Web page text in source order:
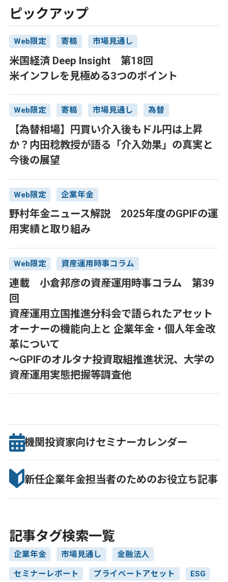
ピックアップ
Web限定 寄稿 市場見通し
米国経済 Deep Insight 第18回
米インフレを見極める3つのポイント
Web限定 寄稿 市場見通し 為替
【為替相場】円買い介入後もドル円は上昇
か？内田稔教授が語る「介入効果」の真実と
今後の展望
Web限定 企業年金
野村年金ニュース解説 2025年度のGPIFの運
用実績と取り組み
Web限定 資産運用時事コラム
連載 小倉邦彦の資産運用時事コラム 第39
回
資産運用立国推進分科会で語られたアセット
オーナーの機能向上と 企業年金・個人年金改
革について
～GPIFのオルタナ投資取組推進状況、大学の
資産運用実態把握等調査他
機関投資家向けセミナーカレンダー
新任企業年金担当者のためのお役立ち記事
記事タグ検索一覧
企業年金 市場見通し 金融法人
セミナーレポート プライベートアセット ESG